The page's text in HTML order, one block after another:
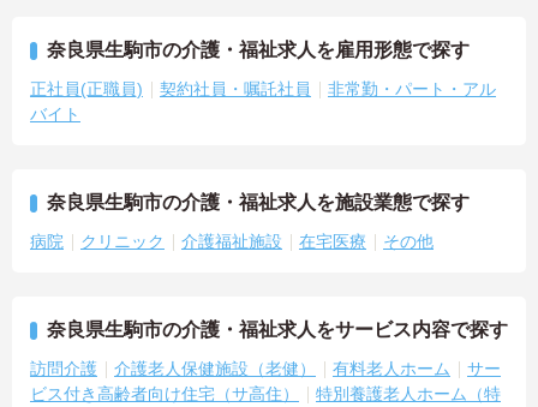
奈良県生駒市の介護・福祉求人を雇用形態で探す
正社員(正職員) 契約社員・嘱託社員
非常勤・パート・アル
バイト
奈良県生駒市の介護・福祉求人を施設業態で探す
病院 クリニック 介護福祉施設 在宅医療 その他
奈良県生駒市の介護・福祉求人をサービス内容で探す
訪問介護 介護老人保健施設（老健） 有料老人ホーム
サー
ビス付き高齢者向け住宅（サ高住）
特別養護老人ホーム（特